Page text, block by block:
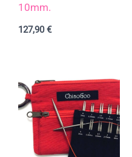
10mm.
127,90€